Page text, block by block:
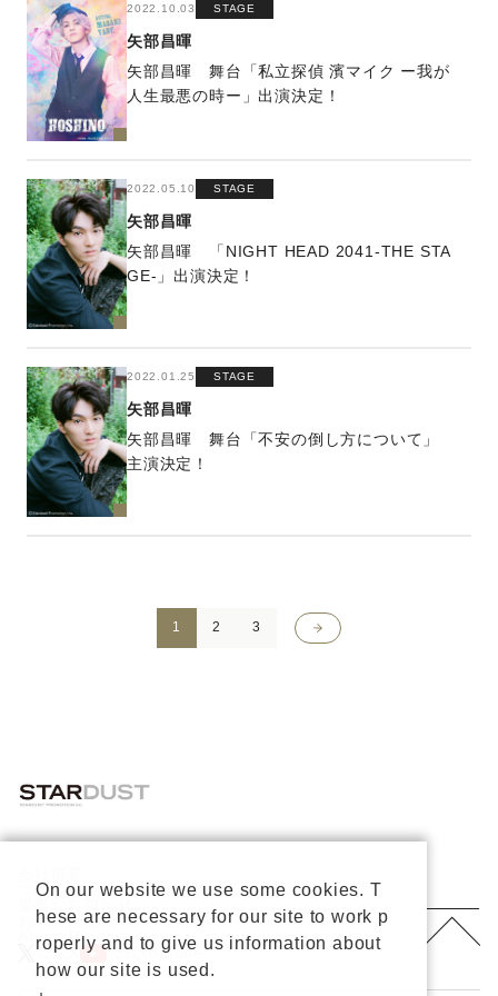
2022.10.03 STAGE
矢部昌暉
矢部昌暉 舞台「私立探偵 濱マイク ー我が
人生最悪の時ー」出演決定！
2022.05.10 STAGE
矢部昌暉
矢部昌暉 「NIGHT HEAD 2041-THE STA
GE-」出演決定！
2022.01.25 STAGE
矢部昌暉
矢部昌暉 舞台「不安の倒し方について」
主演決定！
1 2 3 >
プライバシーポリシー
お問い合わせ
About Us
公式X
公式Youtube
On our website we use some cookies. T
hese are necessary for our site to work p
roperly and to give us information about
how our site is used.